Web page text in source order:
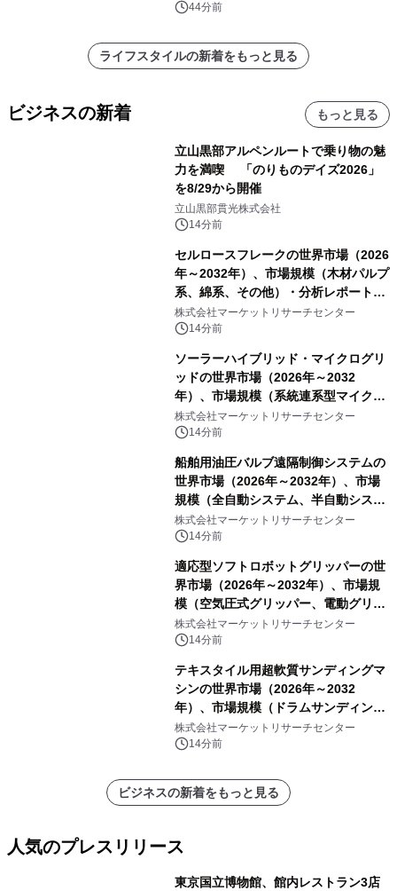
44分前
ライフスタイルの新着をもっと見る
ビジネスの新着 もっと見る
立山黒部アルペンルートで乗り物の魅
力を満喫 「のりものデイズ2026」
を8/29から開催
立山黒部貫光株式会社
14分前
セルロースフレークの世界市場（2026
年～2032年）、市場規模（木材パルプ
系、綿系、その他）・分析レポートを
発表
株式会社マーケットリサーチセンター
14分前
ソーラーハイブリッド・マイクログリ
ッドの世界市場（2026年～2032
年）、市場規模（系統連系型マイクロ
グリッド、独立型マイクログリッ
ド）・分析レポートを発表
株式会社マーケットリサーチセンター
14分前
船舶用油圧バルブ遠隔制御システムの
世界市場（2026年～2032年）、市場
規模（全自動システム、半自動システ
ム）・分析レポートを発表
株式会社マーケットリサーチセンター
14分前
適応型ソフトロボットグリッパーの世
界市場（2026年～2032年）、市場規
模（空気圧式グリッパー、電動グリッ
パー）・分析レポートを発表
株式会社マーケットリサーチセンター
14分前
テキスタイル用超軟質サンディングマ
シンの世界市場（2026年～2032
年）、市場規模（ドラムサンディング
マシン、ジェットサンディングマシ
ン、ローラーサンディングマシン、そ
株式会社マーケットリサーチセンター
14分前
ビジネスの新着をもっと見る
人気のプレスリリース
東京国立博物館、館内レストラン3店